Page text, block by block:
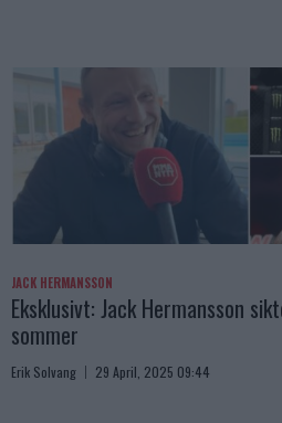
JACK HERMANSSON
Eksklusivt: Jack Hermansson
sommer
Erik Solvang 29 April, 2025 09:44